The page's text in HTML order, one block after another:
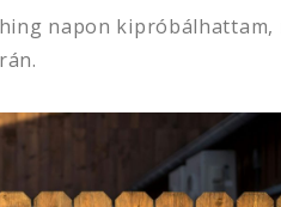
napon